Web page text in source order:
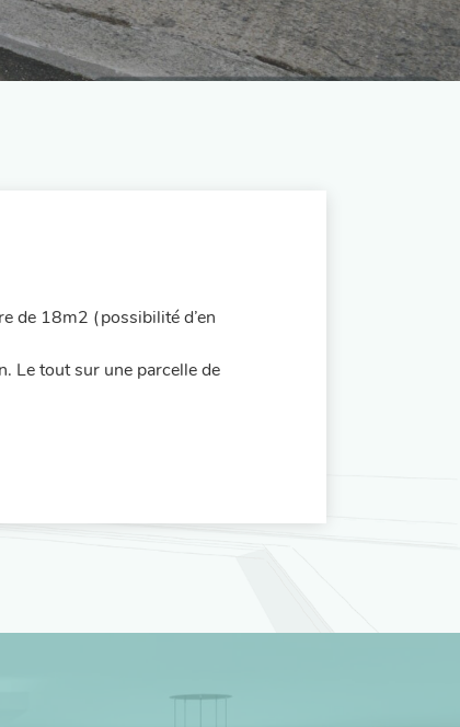
de 18m2 (possibilité d’en
Le tout sur une parcelle de